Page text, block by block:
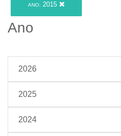
ANO: 2015
Ano
2026
2025
2024